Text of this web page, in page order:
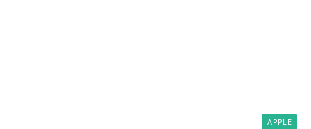
APPLE